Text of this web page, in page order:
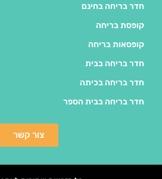
חדר בריחה בחינם
קופסת בריחה
קופסאות בריחה
חדר בריחה בבית
חדר בריחה בכיתה
חדר בריחה בבית הספר
צור קשר